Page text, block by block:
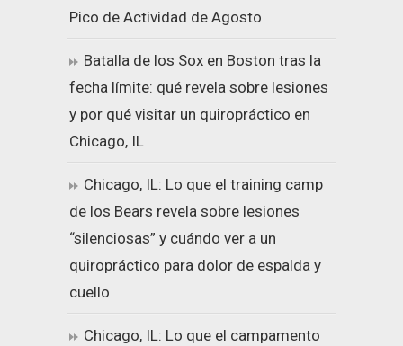
Pico de Actividad de Agosto
Batalla de los Sox en Boston tras la
fecha límite: qué revela sobre lesiones
y por qué visitar un quiropráctico en
Chicago, IL
Chicago, IL: Lo que el training camp
de los Bears revela sobre lesiones
“silenciosas” y cuándo ver a un
quiropráctico para dolor de espalda y
cuello
Chicago, IL: Lo que el campamento